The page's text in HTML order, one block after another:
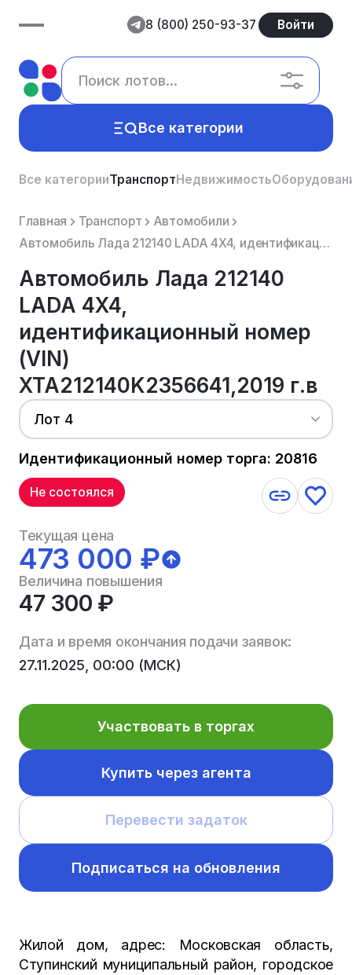
8 (800) 250-93-37 Войти
Все категории
Все категорииТранспортНедвижимость
Главная Транспорт
Автомобили
Автомобиль Лада 212140 LADA 4X4, идентификационный номер (VIN) XTA212140K2356641,2019 г.в
Автомобиль Лада 212140
LADA 4X4,
идентификационный номер
(VIN)
XTA212140K2356641,2019 г.в
Лот 4
Идентификационный номер торга: 20816
Не состоялся
Текущая цена
473 000 ₽
Величина повышения
47 300 ₽
Дата и время окончания подачи заявок:
27.11.2025, 00:00 (МСК)
Участвовать в торгах
Купить через агента
Перевести задаток
Подписаться на обновления
Жилой дом, адрес: Московская область,
Ступинский муниципальный район, городское